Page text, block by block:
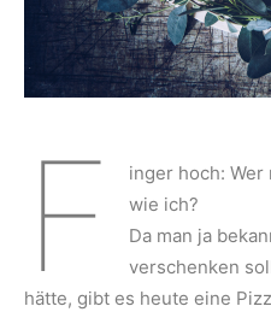
F
inger hoch: Wer
wie ich?
Da man ja
verschenken
hätte, gibt es heute eine